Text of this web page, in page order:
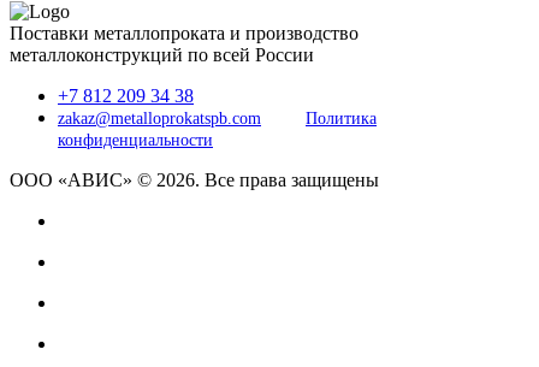
Поставки металлопроката и производство
металлоконструкций по всей России
+7 812 209 34 38
zakaz@metalloprokatspb.com
Политика
конфиденциальности
ООО «АВИС» © 2026. Все права защищены